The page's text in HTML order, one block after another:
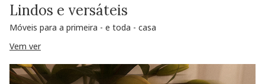
Lindos e versáteis
Móveis para a primeira - e toda - casa
Vem ver